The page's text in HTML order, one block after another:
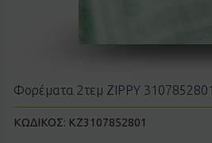
Φορέματα 2τεμ ZIPPY 3107852801
ΚΩΔΙΚΟΣ: KZ3107852801